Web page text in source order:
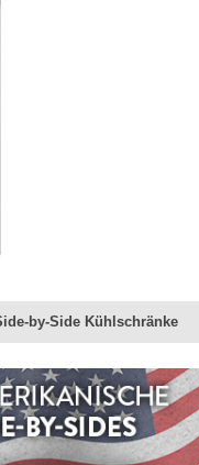
by-Side Kühlschränke